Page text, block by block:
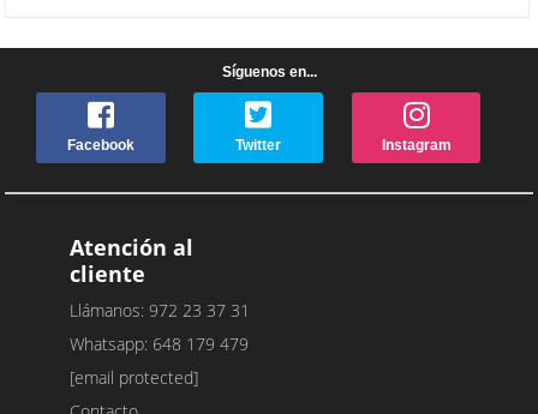
Síguenos en...
Facebook Twitter Instagram
Atención al
cliente
Llámanos: 972 23 37 31
Whatsapp: 648 179 479
[email protected]